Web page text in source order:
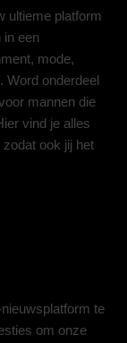
ultieme platform
in een
mode,
Word onderdeel
mannen die
vind je alles
ook jij het
te
om onze